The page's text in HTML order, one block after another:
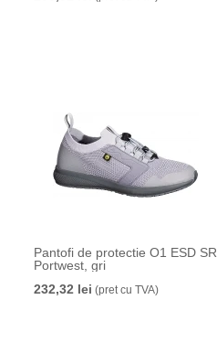
Pantofi de protectie O1 ESD SR
Portwest, gri
232,32 lei (pret cu TVA)